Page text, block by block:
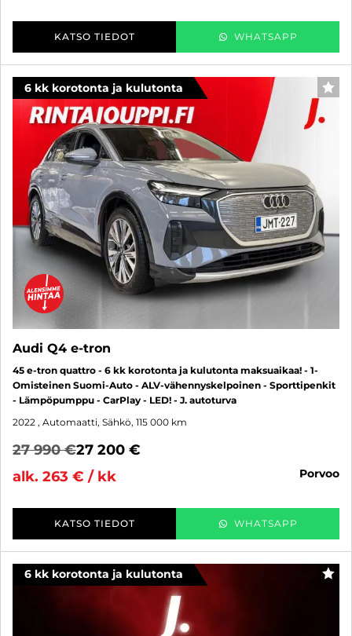
KATSO TIEDOT WHATSAPP
6 kk korotonta ja kulutonta
Audi Q4 e-tron
45 e-tron quattro - 6 kk korotonta ja kulutonta maksuaikaa! - 1-
Omisteinen Suomi-Auto - ALV-vähennyskelpoinen - Sporttipenkit
- Lämpöpumppu - CarPlay - LED! - J. autoturva
2022 , Automaatti, Sähkö, 115 000 km
27 990 €27 200 €
alk. 263 € / kk
porvoo
KATSO TIEDOT WHATSAPP
6 kk korotonta ja kulutonta